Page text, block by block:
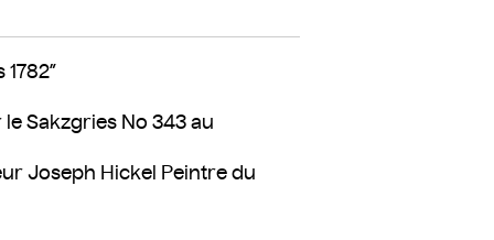
Sakzgries No 343 au
Joseph Hickel Peintre du